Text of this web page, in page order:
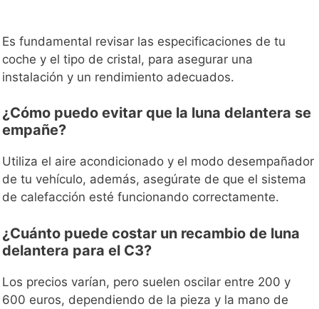
Es fundamental revisar las especificaciones de tu
coche y el tipo de cristal, para asegurar una
instalación y un rendimiento adecuados.
¿Cómo puedo evitar que la luna delantera se
empañe?
Utiliza el aire acondicionado y el modo desempañador
de tu vehículo, además, asegúrate de que el sistema
de calefacción esté funcionando correctamente.
¿Cuánto puede costar un recambio de luna
delantera para el C3?
Los precios varían, pero suelen oscilar entre 200 y
600 euros, dependiendo de la pieza y la mano de